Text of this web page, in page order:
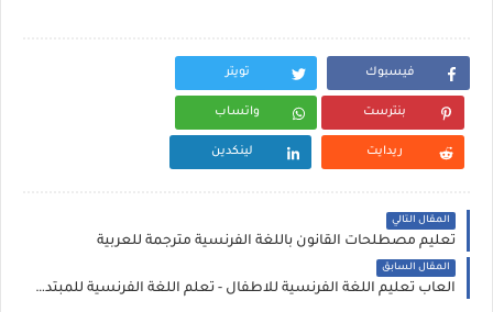
فيسبوك تويتر
بنترست واتساب
ريدايت لينكدين
المقال التالي
تعليم مصطلحات القانون باللغة الفرنسية مترجمة للعربية
المقال السابق
العاب تعليم اللغة الفرنسية للاطفال - تعلم اللغة الفرنسية للمبتدئين